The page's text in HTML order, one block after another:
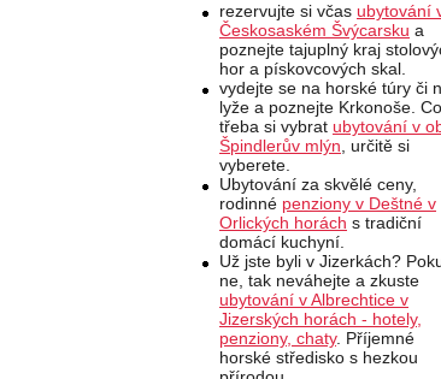
rezervujte si včas ubytování
Českosaském Švýcarsku a
poznejte tajuplný kraj
hor a pískovcových skal.
vydejte se na horské túry či
lyže a poznejte Krkonoše. Co
třeba si vybrat ubytování v
Špindlerův mlýn, určitě si
vyberete.
Ubytování za skvělé ceny,
rodinné penziony v Deštné v
Orlických horách s tradiční
domácí kuchyní.
Už jste byli v Jizerkách?
ne, tak neváhejte a zkuste
ubytování v Albrechtice v
Jizerských horách - hotely,
penziony, chaty. Příjemné
horské středisko s hezkou